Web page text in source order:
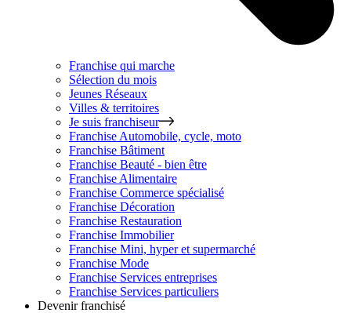
Franchise qui marche
Sélection du mois
Jeunes Réseaux
Villes & territoires
Je suis franchiseur
Franchise Automobile, cycle, moto
Franchise Bâtiment
Franchise Beauté - bien être
Franchise Alimentaire
Franchise Commerce spécialisé
Franchise Décoration
Franchise Restauration
Franchise Immobilier
Franchise Mini, hyper et supermarché
Franchise Mode
Franchise Services entreprises
Franchise Services particuliers
Devenir franchisé